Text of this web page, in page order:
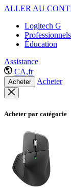
ALLER AU
Logitech G
Professionnels
Éducation
Assistance
CA,fr
Acheter Acheter
Acheter par catégorie